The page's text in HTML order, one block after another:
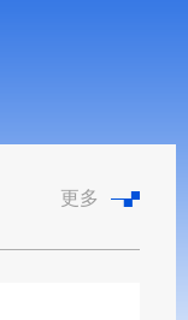
更多